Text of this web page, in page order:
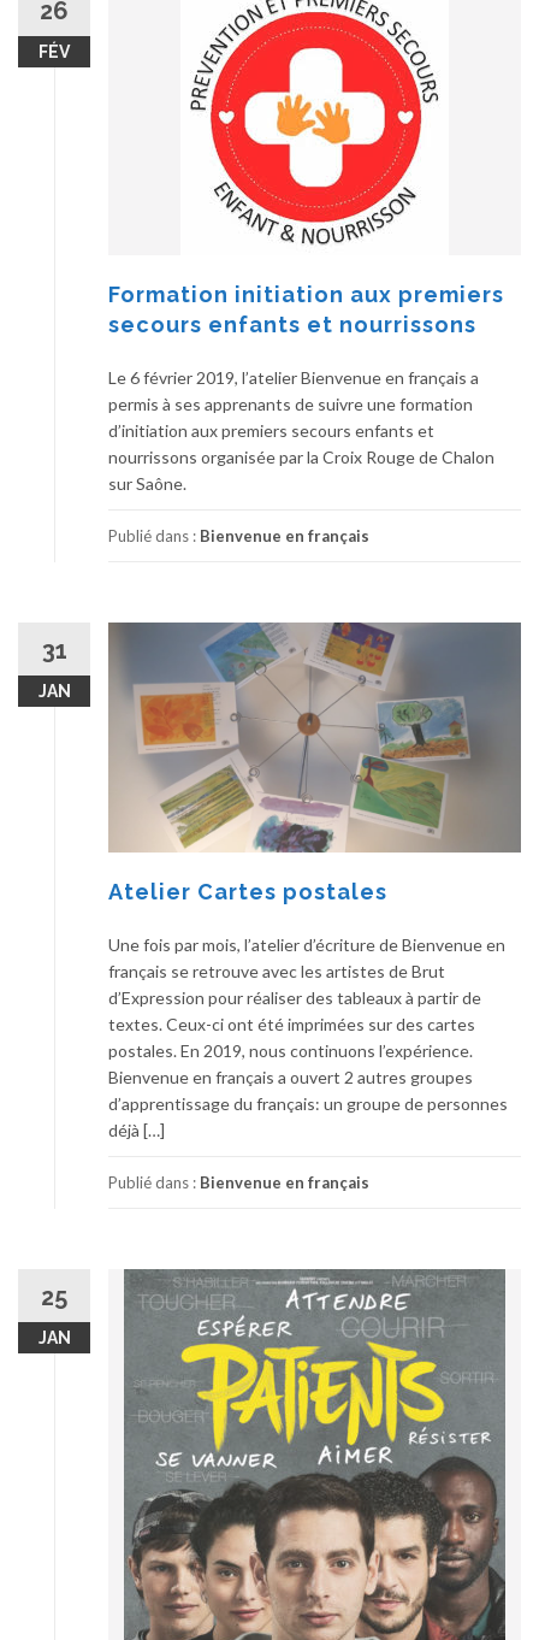
26
FÉV
Formation initiation aux premiers
secours enfants et nourrissons
Le 6 février 2019, l’atelier Bienvenue en français a
permis à ses apprenants de suivre une formation
d’initiation aux premiers secours enfants et
nourrissons organisée par la Croix Rouge de Chalon
sur Saône.
Publié dans : Bienvenue en français
31
JAN
Atelier Cartes postales
Une fois par mois, l’atelier d’écriture de Bienvenue en
français se retrouve avec les artistes de Brut
d’Expression pour réaliser des tableaux à partir de
textes. Ceux-ci ont été imprimées sur des cartes
postales. En 2019, nous continuons l’expérience.
Bienvenue en français a ouvert 2 autres groupes
d’apprentissage du français: un groupe de personnes
déjà […]
Publié dans : Bienvenue en français
25
JAN